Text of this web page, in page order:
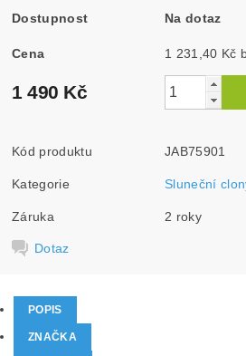
Dostupnost Na dotaz
Cena
1 490 Kč
Kód produktu JAB75901
Kategorie Sluneční
Záruka 2 roky
Dotaz
POPIS
ZNAČKA